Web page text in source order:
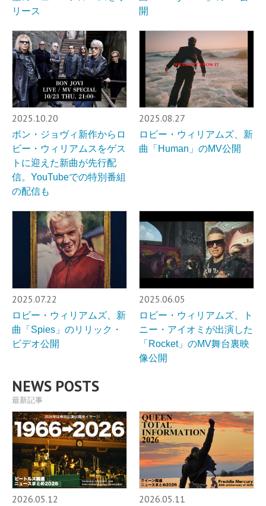
リース
開
2025.10.20
ボン・ジョヴィ新作からロ
ビー・ウィリアムスをゲス
トに迎えた新曲が先行配
信。YouTubeでの特別番組
の配信も
2025.08.27
ロビー・ウィリアムズ、新
曲「Human」のMV公開
2025.07.22
ロビー・ウィリアムズ、新
曲「Spies」のリリック・
ビデオ公開
2025.06.05
ロビー・ウィリアムズ、ト
ニー・アイオミが出演した
「Rocket」のMV舞台裏映
像公開
NEWS POSTS
最新記事
2026.05.12 2026.05.11